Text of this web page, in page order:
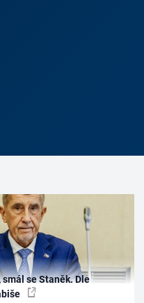
se Staněk. Dle